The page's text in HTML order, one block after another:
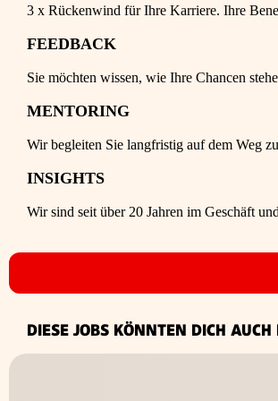
3 x Rückenwind für Ihre Karriere. Ihre
FEEDBACK
Sie möchten wissen, wie Ihre Chancen
MENTORING
Wir begleiten Sie langfristig auf dem Weg
INSIGHTS
Wir sind seit über 20 Jahren im Geschäft
DIESE JOBS KÖNNTEN DICH AUCH